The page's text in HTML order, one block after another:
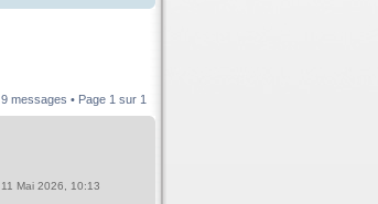
9 messages • Page 1 sur 1
11 Mai 2026, 10:13